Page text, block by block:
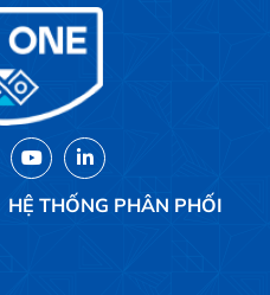
HỆ THỐNG PHÂN PHỐI